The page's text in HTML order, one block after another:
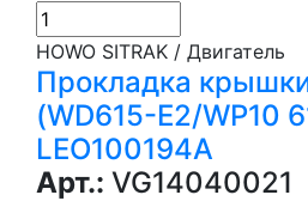
HOWO SITRAK / Двигатель
Прокладка
(WD615-E2/WP10
LEO100194A
Арт.: VG14040021